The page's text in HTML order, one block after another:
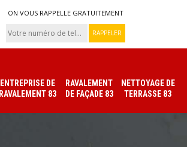
ON VOUS RAPPELLE GRATUITEMENT
ENTREPRISE DE
RAVALEMENT 83
RAVALEMENT
DE FAÇADE 83
NETTOYAGE DE
TERRASSE 83